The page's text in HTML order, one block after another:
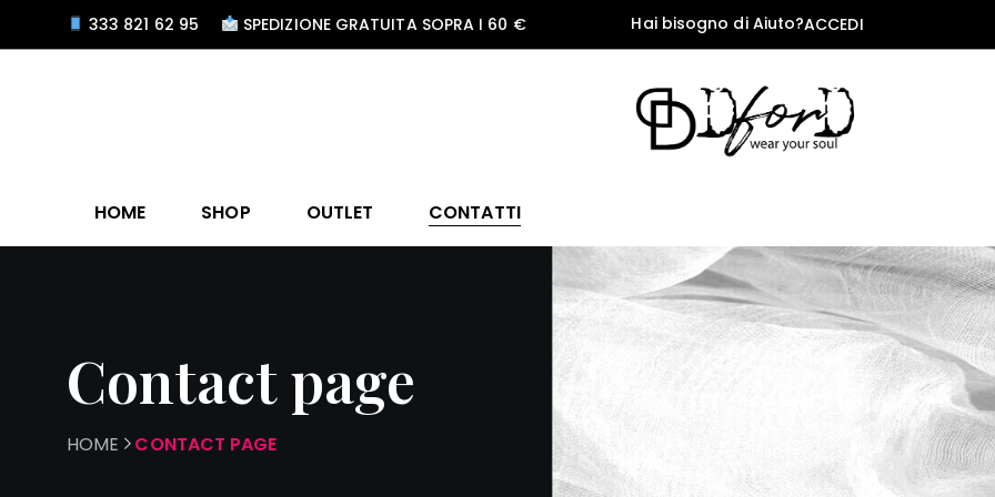
333 821 62 95 SPEDIZIONE GRATUITA SOPRA I 60 € Hai bisogno di Aiuto?ACCEDI
HOME SHOP OUTLET CONTATTI
Contact page
HOME CONTACT PAGE